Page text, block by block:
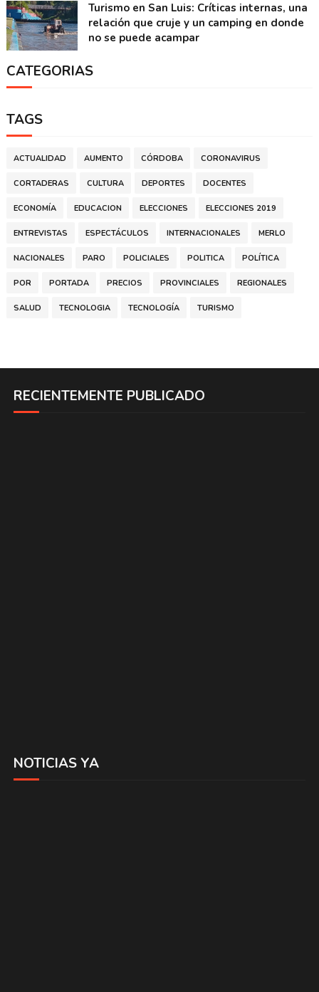
Turismo en San Luis: Críticas internas, una
relación que cruje y un camping en donde
no se puede acampar
CATEGORIAS
TAGS
ACTUALIDAD AUMENTO CÓRDOBA CORONAVIRUS
CORTADERAS CULTURA DEPORTES DOCENTES
ECONOMÍA EDUCACION ELECCIONES ELECCIONES 2019
ENTREVISTAS ESPECTÁCULOS INTERNACIONALES MERLO
NACIONALES PARO POLICIALES POLITICA POLÍTICA
POR PORTADA PRECIOS PROVINCIALES REGIONALES
SALUD TECNOLOGIA TECNOLOGÍA TURISMO
RECIENTEMENTE PUBLICADO
NOTICIAS YA